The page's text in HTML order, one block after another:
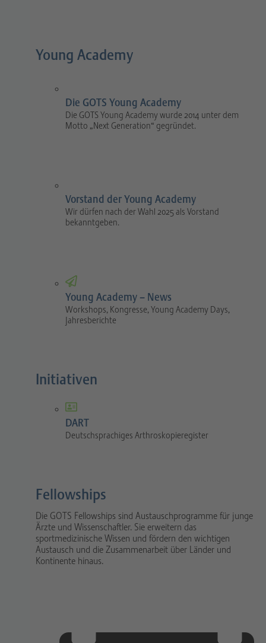
Young Academy
Die GOTS Young Academy
Die GOTS Young Academy wurde 2014 unter dem
Motto „Next Generation“ gegründet.
Vorstand der Young Academy
Wir dürfen nach der Wahl 2025 als Vorstand
bekanntgeben.
Young Academy – News
Workshops, Kongresse, Young Academy Days,
Jahresberichte
Initiativen
DART
Deutschsprachiges Arthroskopieregister
Fellowships
Die GOTS Fellowships sind Austauschprogramme für junge
Ärzte und Wissenschaftler. Sie erweitern das
sportmedizinische Wissen und fördern den wichtigen
Austausch und die Zusammenarbeit über Länder und
Kontinente hinaus.